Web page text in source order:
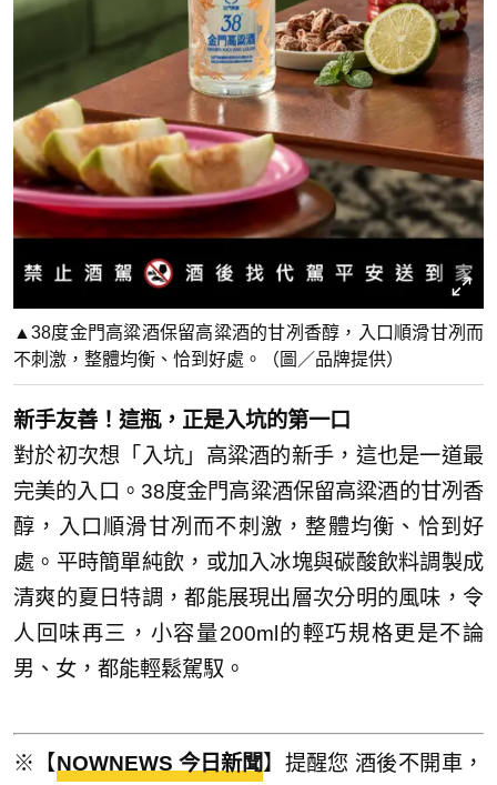
▲38度金門高粱酒保留高粱酒的甘冽香醇，入口順滑甘冽而
不刺激，整體均衡、恰到好處。（圖／品牌提供）
新手友善！這瓶，正是入坑的第一口
對於初次想「入坑」高粱酒的新手，這也是一道最
完美的入口。38度金門高粱酒保留高粱酒的甘冽香
醇，入口順滑甘冽而不刺激，整體均衡、恰到好
處。平時簡單純飲，或加入冰塊與碳酸飲料調製成
清爽的夏日特調，都能展現出層次分明的風味，令
人回味再三，小容量200ml的輕巧規格更是不論
男、女，都能輕鬆駕馭。
※【NOWNEWS 今日新聞】提醒您 酒後不開車，